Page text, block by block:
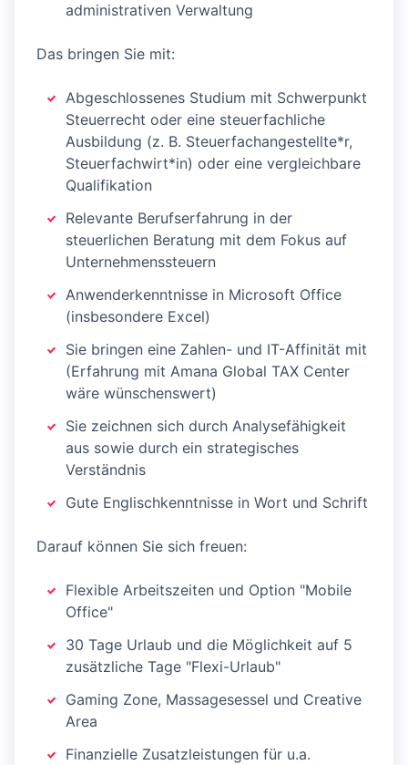
administrativen Verwaltung
Das bringen Sie mit:
Abgeschlossenes Studium mit Schwerpunkt
Steuerrecht oder eine steuerfachliche
Ausbildung (z. B. Steuerfachangestellte*r,
Steuerfachwirt*in) oder eine vergleichbare
Qualifikation
Relevante Berufserfahrung in der
steuerlichen Beratung mit dem Fokus auf
Unternehmenssteuern
Anwenderkenntnisse in Microsoft Office
(insbesondere Excel)
Sie bringen eine Zahlen- und IT-Affinität mit
(Erfahrung mit Amana Global TAX Center
wäre wünschenswert)
Sie zeichnen sich durch Analysefähigkeit
aus sowie durch ein strategisches
Verständnis
Gute Englischkenntnisse in Wort und Schrift
Darauf können Sie sich freuen:
Flexible Arbeitszeiten und Option "Mobile
Office"
30 Tage Urlaub und die Möglichkeit auf 5
zusätzliche Tage "Flexi-Urlaub"
Gaming Zone, Massagesessel und Creative
Area
Finanzielle Zusatzleistungen für u.a.